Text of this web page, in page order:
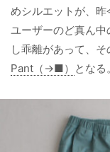
めシルエットが、
ユーザーのど真ん
し乖離があって、
Pant（→■） となる。